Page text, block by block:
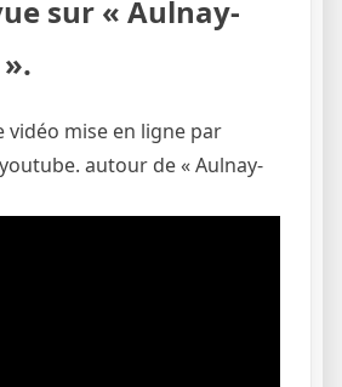
sur « Aulnay-
vidéo mise en ligne par
youtube. autour de « Aulnay-